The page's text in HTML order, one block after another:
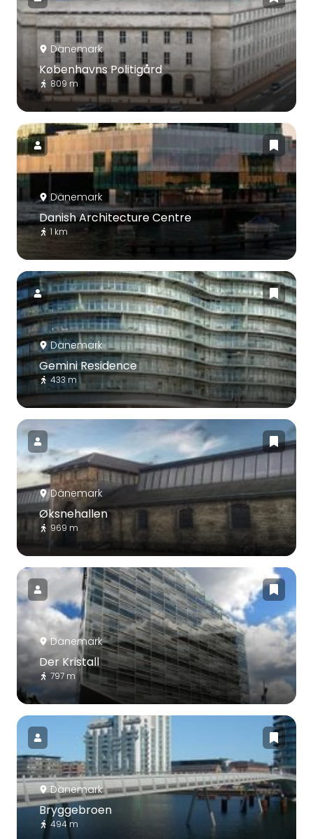
Dänemark
Københavns Politigård
809 m
Dänemark
Danish Architecture Centre
1 km
Dänemark
Gemini Residence
433 m
Dänemark
Øksnehallen
969 m
Dänemark
Der Kristall
797 m
Dänemark
Bryggebroen
494 m